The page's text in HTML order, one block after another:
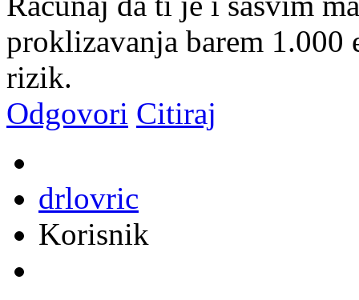
proklizavanja barem 1.000
rizik.
Odgovori Citiraj
drlovric
Korisnik